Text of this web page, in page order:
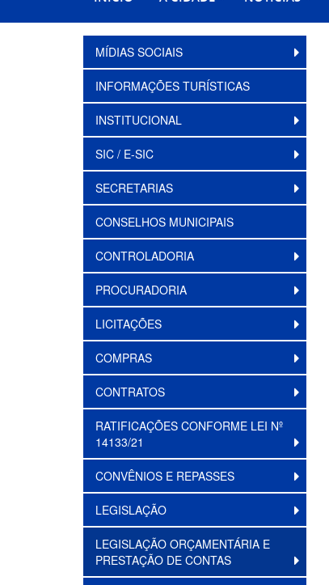
MÍDIAS SOCIAIS
INFORMAÇÕES TURÍSTICAS
INSTITUCIONAL
SIC / E-SIC
SECRETARIAS
CONSELHOS MUNICIPAIS
CONTROLADORIA
PROCURADORIA
LICITAÇÕES
COMPRAS
CONTRATOS
RATIFICAÇÕES CONFORME LEI Nº
14133/21
CONVÊNIOS E REPASSES
LEGISLAÇÃO
LEGISLAÇÃO ORÇAMENTÁRIA E
PRESTAÇÃO DE CONTAS